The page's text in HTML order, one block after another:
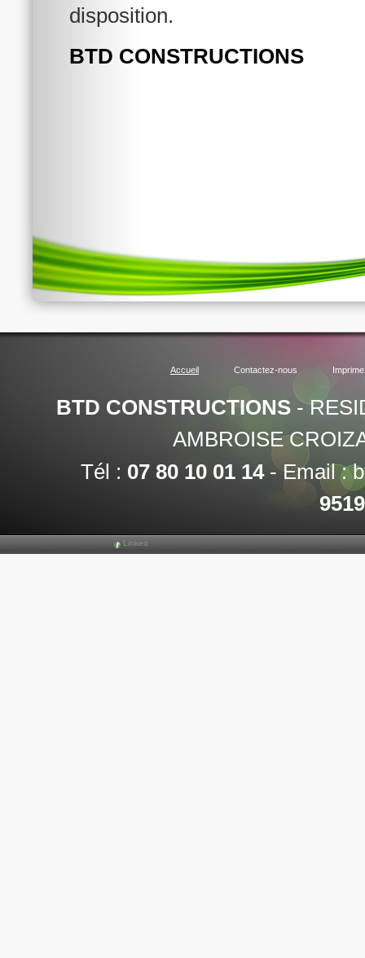
disposition.
BTD CONSTRUCTIONS
Accueil Contactez-nous
BTD CONSTRUCTIONS -
AMBROISE
Tél : 07 80 10 01 14 -Email :
Linkeo